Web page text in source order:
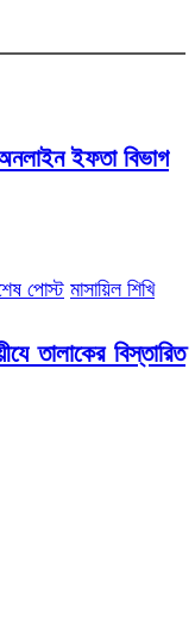
ইফতা বিভাগ
পোস্ট মাসায়িল শিখি
তালাকের বিস্তারিত